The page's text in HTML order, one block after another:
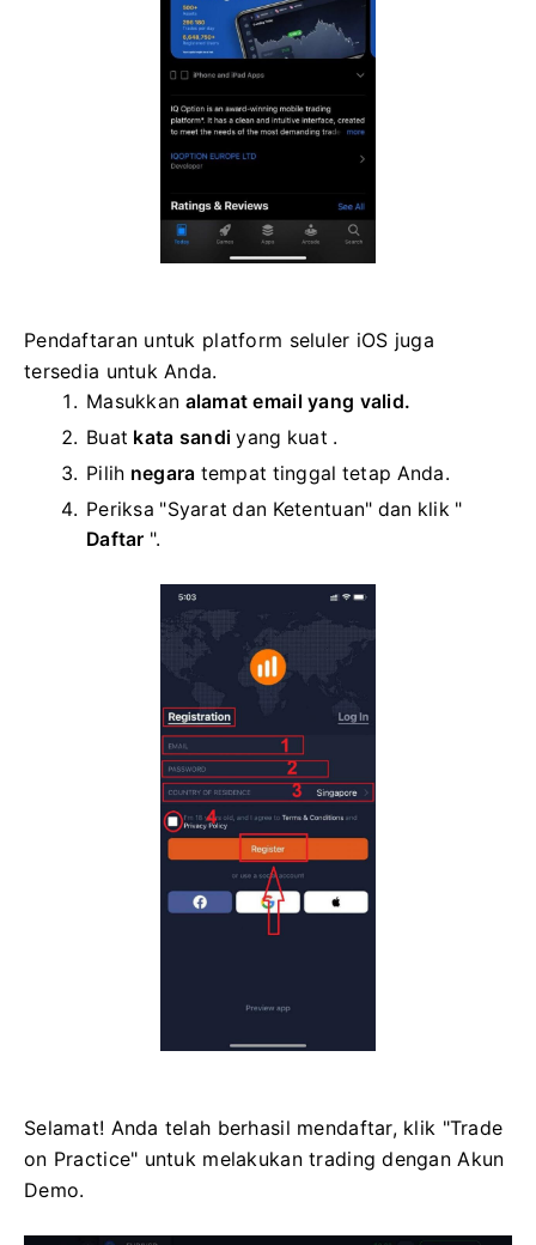
Pendaftaran untuk platform seluler iOS juga
tersedia untuk Anda.
Masukkan alamat email yang valid.
Buat kata sandi yang kuat .
Pilih negara tempat tinggal tetap Anda.
Periksa "Syarat dan Ketentuan" dan klik "
Daftar ".
Selamat! Anda telah berhasil mendaftar, klik "Trade
on Practice" untuk melakukan trading dengan Akun
Demo.